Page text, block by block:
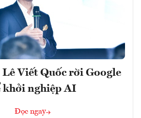
Lê Viết Quốc rời Google
khởi nghiệp AI
Đọc ngay